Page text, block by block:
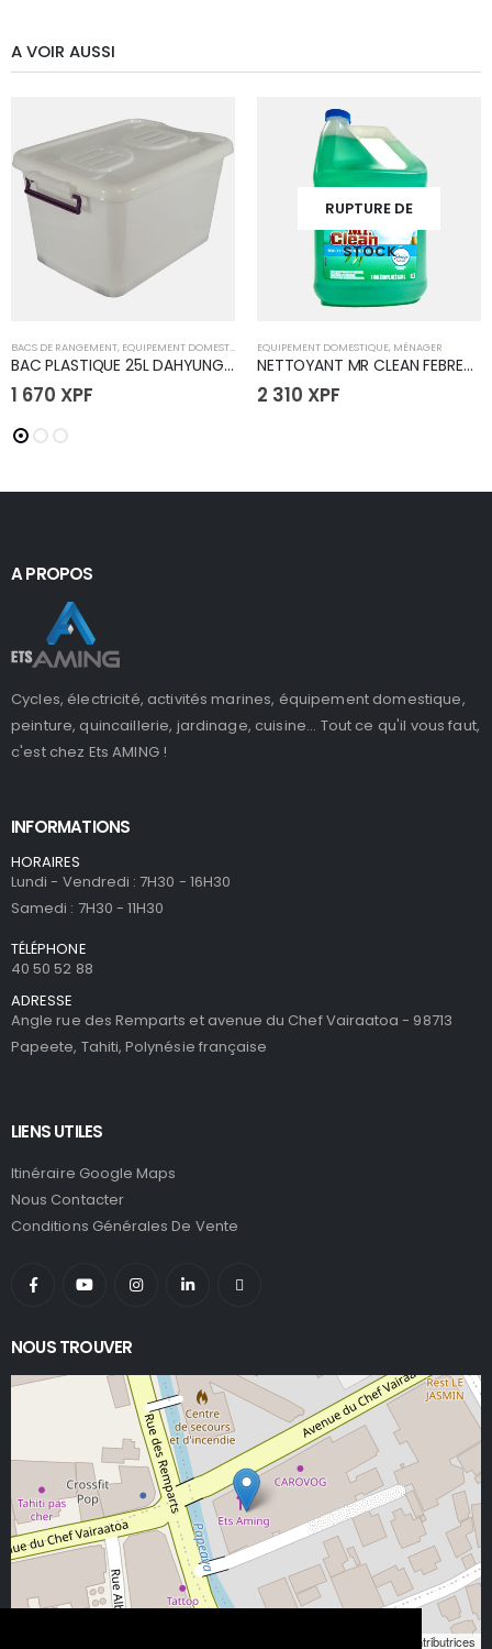
A VOIR AUSSI
BACS DE RANGEMENT, EQUIPEMENT DOMESTIQUE
BAC PLASTIQUE 25L DAHYUNG (S)
1 670 XPF
RUPTURE DE
STOCK
EQUIPEMENT DOMESTIQUE, MÉNAGER
NETTOYANT MR CLEAN FEBREZE 128OZ
2 310 XPF
A PROPOS
Cycles, électricité, activités marines, équipement domestique,
peinture, quincaillerie, jardinage, cuisine... Tout ce qu'il vous faut,
c'est chez Ets AMING !
INFORMATIONS
HORAIRES
Lundi - Vendredi : 7H30 - 16H30
Samedi : 7H30 - 11H30
TÉLÉPHONE
40 50 52 88
ADRESSE
Angle rue des Remparts et avenue du Chef Vairaatoa - 98713
Papeete, Tahiti, Polynésie française
LIENS UTILES
Itinéraire Google Maps
Nous Contacter
Conditions Générales De Vente
NOUS TROUVER
contributeurs/contributrices